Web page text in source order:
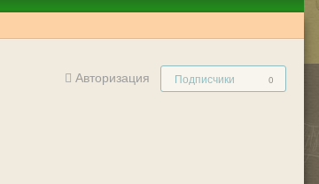
Авторизация Подписчики 0